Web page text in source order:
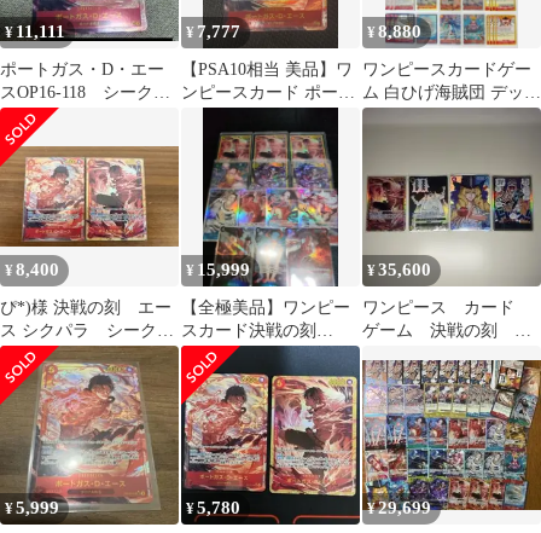
¥ 11,111
ポートガス・D・エー
スOP16-118 シークレ
ット パラレル 決戦
の刻 SC
¥ 7,777
【PSA10相当 美品】ワ
ンピースカード ポート
¥8,880
ワンピースカードゲー
ム 白ひげ海賊団 デッキ
パーツセット パラレ
¥8,400
ぴ*)様 決戦の刻 エー
ス シクパラ シークレ
ット2枚セット
¥ 15,999
【全極美品】ワンピー
スカード決戦の刻
SEC.Rパラレルまとめ
売り
¥35,600
ワンピース カード
ゲーム 決戦の刻 テ
ット
¥5,999 ¥5,780 ¥29,699